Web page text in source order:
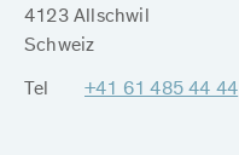
4123 Allschwil
Schweiz
Tel +41 61 485 44 44